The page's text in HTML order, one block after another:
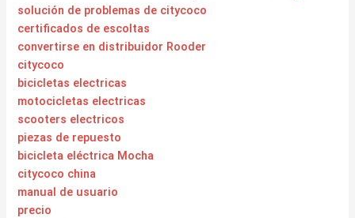
solución de problemas de citycoco
certificados de escoltas
convertirse en distribuidor Rooder
citycoco
bicicletas electricas
motocicletas electricas
scooters electricos
piezas de repuesto
bicicleta eléctrica Mocha
citycoco china
manual de usuario
precio